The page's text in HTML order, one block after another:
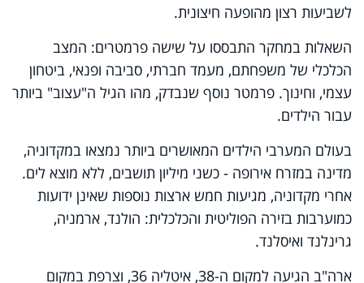
לשביעות רצון מהופעה חיצונית.
השאלות במחקר התבססו על שישה פרמטרים: המצב
הכלכלי של משפחתם, מעמד חברתי, סביבה ופנאי, ביטחון
עצמי, וחינוך. פרמטר נוסף שנבדק, מהו הגיל ה"עצוב" ביותר
עבור הילדים.
בעולם המערבי הילדים המאושרים ביותר נמצאו במקדוניה,
מדינה במזרח אירופה - כשני מיליון תושבים, ללא מוצא לים.
אחרי מקדוניה, מגיעות חמש ארצות נוספות שאינן ידועות
כמוערבות בזירה הפוליטית והכלכלית: הולנד, ארמניה,
גרינלנד ואיסלנד.
ארה"ב הגיעה למקום ה-38, איטליה 36, וצרפת במקום